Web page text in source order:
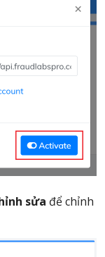
sửa để chỉnh